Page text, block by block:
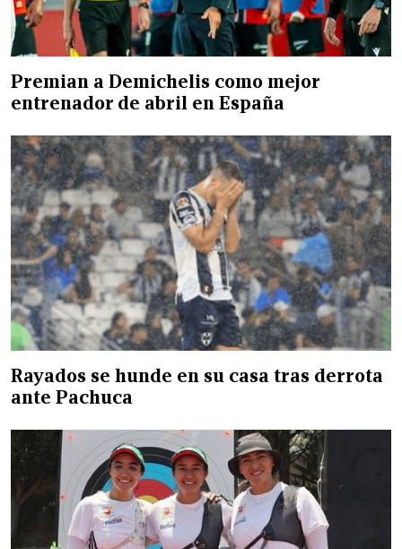
Premian a Demichelis como mejor
entrenador de abril en España
Rayados se hunde en su casa tras derrota
ante Pachuca